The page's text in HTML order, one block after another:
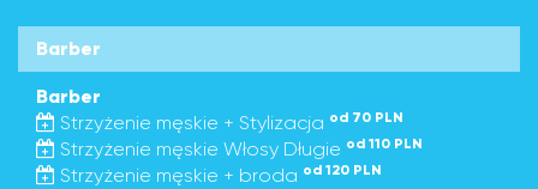
Barber
Barber
Strzyżenie męskie + Stylizacja od 70 PLN
Strzyżenie męskie Włosy Długie od 110 PLN
Strzyżenie męskie + broda od 120 PLN